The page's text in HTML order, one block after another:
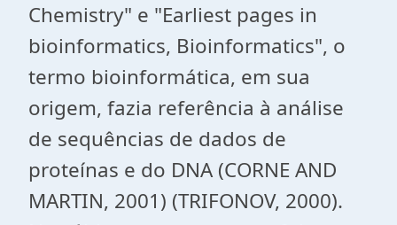
Chemistry" e "Earliest pages in
bioinformatics, Bioinformatics", o
termo bioinformática, em sua
origem, fazia referência à análise
de sequências de dados de
proteínas e do DNA (CORNE AND
MARTIN, 2001) (TRIFONOV, 2000).